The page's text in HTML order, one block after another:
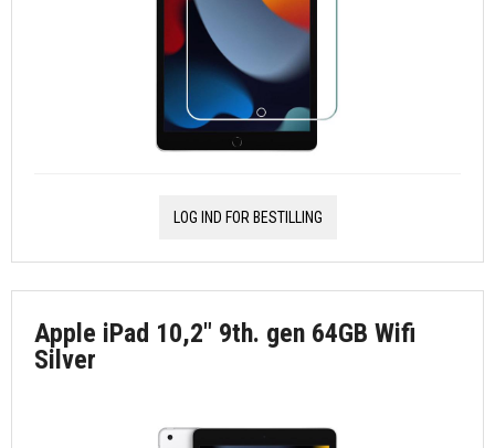
LOG IND FOR BESTILLING
Apple iPad 10,2" 9th. gen 64GB Wifi
Silver